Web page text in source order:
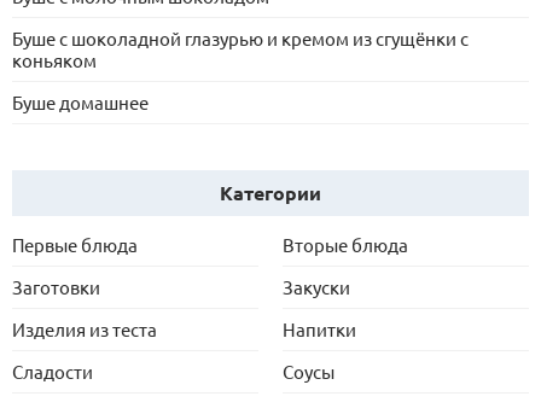
Буше с шоколадной глазурью и кремом из сгущёнки с
коньяком
Буше домашнее
Категории
Первые блюда
Вторые блюда
Заготовки
Закуски
Изделия из теста
Напитки
Сладости
Соусы